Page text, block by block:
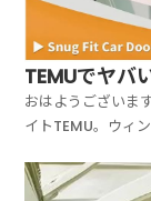
TEMUでヤバ
おはようございま
イトTEMU。ウィ
ったんだ～」って